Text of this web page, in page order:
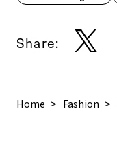
Share:
Home Fashion